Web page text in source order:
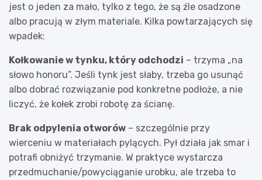
jest o jeden za mało, tylko z tego, że są źle osadzone
albo pracują w złym materiale. Kilka powtarzających się
wpadek:
Kołkowanie w tynku, który odchodzi – trzyma „na
słowo honoru”. Jeśli tynk jest słaby, trzeba go usunąć
albo dobrać rozwiązanie pod konkretne podłoże, a nie
liczyć, że kołek zrobi robotę za ścianę.
Brak odpylenia otworów – szczególnie przy
wierceniu w materiałach pylących. Pył działa jak smar i
potrafi obniżyć trzymanie. W praktyce wystarcza
przedmuchanie/powyciąganie urobku, ale trzeba to